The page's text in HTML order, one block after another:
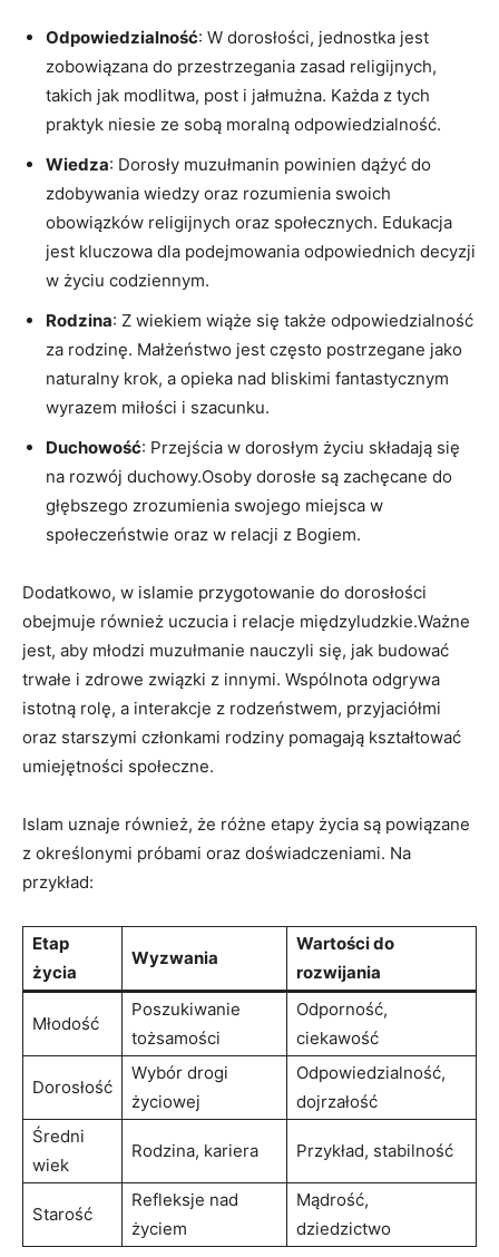
Odpowiedzialność: W dorosłości, jednostka jest
zobowiązana do przestrzegania zasad religijnych,
takich jak modlitwa, post i jałmużna. Każda z tych
praktyk niesie ze sobą moralną odpowiedzialność.
Wiedza: Dorosły muzułmanin powinien dążyć do
zdobywania wiedzy oraz rozumienia swoich
obowiązków religijnych oraz społecznych. Edukacja
jest kluczowa dla podejmowania odpowiednich decyzji
w życiu codziennym.
Rodzina: Z wiekiem wiąże się także odpowiedzialność
za rodzinę. Małżeństwo jest często postrzegane jako
naturalny krok, a opieka nad bliskimi fantastycznym
wyrazem miłości i szacunku.
Duchowość: Przejścia w dorosłym życiu składają się
na rozwój duchowy.Osoby dorosłe są zachęcane do
głębszego zrozumienia swojego miejsca w
społeczeństwie oraz w relacji z Bogiem.
Dodatkowo, w islamie przygotowanie do dorosłości
obejmuje również uczucia i relacje międzyludzkie.Ważne
jest, aby młodzi muzułmanie nauczyli się, jak budować
trwałe i zdrowe związki z innymi. Wspólnota odgrywa
istotną rolę, a interakcje z rodzeństwem, przyjaciółmi
oraz starszymi członkami rodziny pomagają kształtować
umiejętności społeczne.
Islam uznaje również, że różne etapy życia są powiązane
z określonymi próbami oraz doświadczeniami. Na
przykład:
Etap
życia
Wyzwania
Wartości do
rozwijania
Młodość
Poszukiwanie
tożsamości
Odporność,
ciekawość
Dorosłość
Wybór drogi
życiowej
Odpowiedzialność,
dojrzałość
Średni
wiek
Rodzina, kariera Przykład, stabilność
Starość
Refleksje nad
życiem
Mądrość,
dziedzictwo